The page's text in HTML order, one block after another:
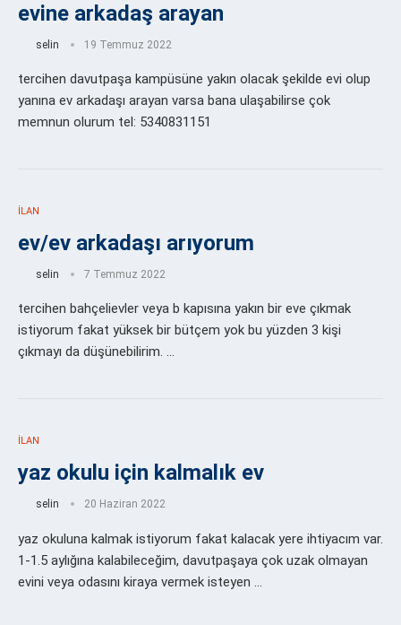
evine arkadaş arayan
selin 19 Temmuz 2022
tercihen davutpaşa kampüsüne yakın olacak şekilde evi olup
yanına ev arkadaşı arayan varsa bana ulaşabilirse çok
memnun olurum tel: 5340831151
İLAN
ev/ev arkadaşı arıyorum
selin 7 Temmuz 2022
tercihen bahçelievler veya b kapısına yakın bir eve çıkmak
istiyorum fakat yüksek bir bütçem yok bu yüzden 3 kişi
çıkmayı da düşünebilirim. …
İLAN
yaz okulu için kalmalık ev
selin 20 Haziran 2022
yaz okuluna kalmak istiyorum fakat kalacak yere ihtiyacım var.
1-1.5 aylığına kalabileceğim, davutpaşaya çok uzak olmayan
evini veya odasını kiraya vermek isteyen …